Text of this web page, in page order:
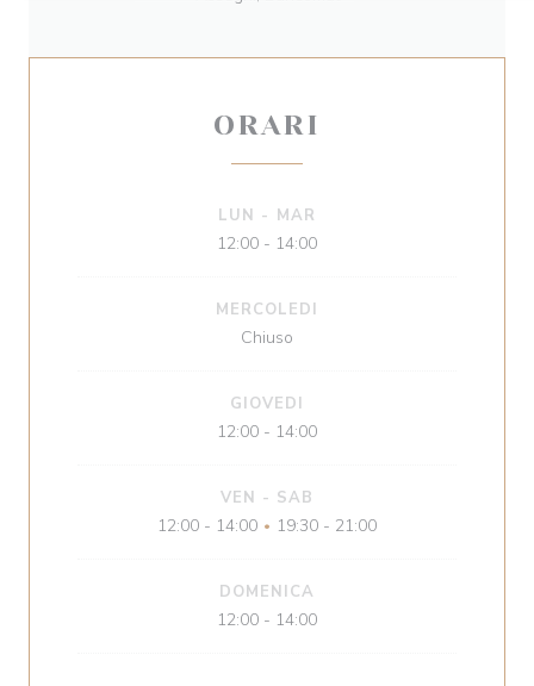
ORARI
LUN - MAR
12:00 - 14:00
MERCOLEDI
Chiuso
GIOVEDI
12:00 - 14:00
VEN - SAB
12:00 - 14:00 • 19:30 - 21:00
DOMENICA
12:00 - 14:00